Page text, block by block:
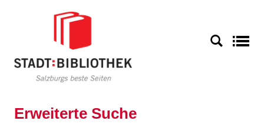
Erweiterte Suche